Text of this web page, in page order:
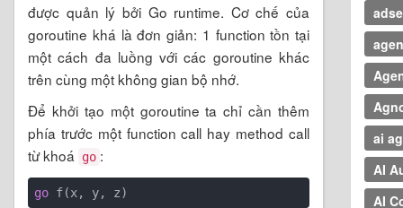
được quản lý bởi Go runtime. Cơ chế của
goroutine khá là đơn giản: 1 function tồn tại
một cách đa luồng với các goroutine khác
trên cùng một không gian bộ nhớ.
Để khởi tạo một goroutine ta chỉ cần thêm
phía trước một function call hay method call
từ khoá
go :
go
ai
AI
AI